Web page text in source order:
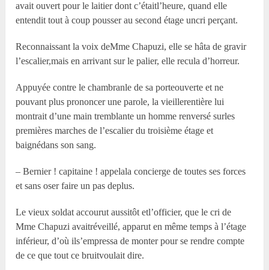
avait ouvert pour le laitier dont c’étaitl’heure, quand elle
entendit tout à coup pousser au second étage uncri perçant.
Reconnaissant la voix deMme Chapuzi, elle se hâta de gravir
l’escalier,mais en arrivant sur le palier, elle recula d’horreur.
Appuyée contre le chambranle de sa porteouverte et ne
pouvant plus prononcer une parole, la vieillerentière lui
montrait d’une main tremblante un homme renversé surles
premières marches de l’escalier du troisième étage et
baignédans son sang.
– Bernier ! capitaine ! appelala concierge de toutes ses forces
et sans oser faire un pas deplus.
Le vieux soldat accourut aussitôt etl’officier, que le cri de
Mme Chapuzi avaitréveillé, apparut en même temps à l’étage
inférieur, d’où ils’empressa de monter pour se rendre compte
de ce que tout ce bruitvoulait dire.